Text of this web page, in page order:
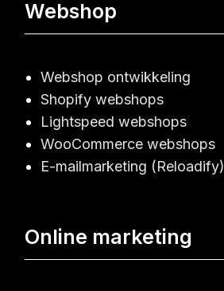
Webshop
Webshop ontwikkeling
Shopify webshops
Lightspeed webshops
WooCommerce webshops
E-mailmarketing (Reloadify)
Online marketing